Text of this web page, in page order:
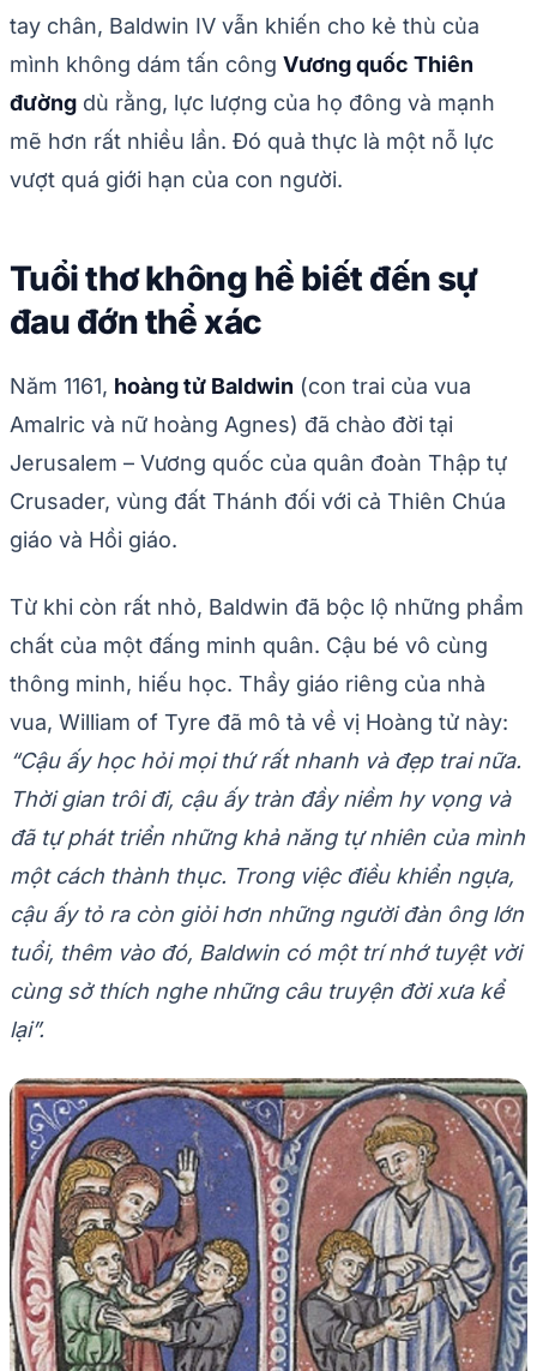
tay chân, Baldwin IV vẫn khiến cho kẻ thù của
mình không dám tấn công Vương quốc Thiên
đường dù rằng, lực lượng của họ đông và mạnh
mẽ hơn rất nhiều lần. Đó quả thực là một nỗ lực
vượt quá giới hạn của con người.
Tuổi thơ không hề biết đến sự
đau đớn thể xác
Năm 1161, hoàng tử Baldwin (con trai của vua
Amalric và nữ hoàng Agnes) đã chào đời tại
Jerusalem – Vương quốc của quân đoàn Thập tự
Crusader, vùng đất Thánh đối với cả Thiên Chúa
giáo và Hồi giáo.
Từ khi còn rất nhỏ, Baldwin đã bộc lộ những phẩm
chất của một đấng minh quân. Cậu bé vô cùng
thông minh, hiếu học. Thầy giáo riêng của nhà
vua, William of Tyre đã mô tả về vị Hoàng tử này:
“Cậu ấy học hỏi mọi thứ rất nhanh và đẹp trai nữa.
Thời gian trôi đi, cậu ấy tràn đầy niềm hy vọng và
đã tự phát triển những khả năng tự nhiên của mình
một cách thành thục. Trong việc điều khiển ngựa,
cậu ấy tỏ ra còn giỏi hơn những người đàn ông lớn
tuổi, thêm vào đó, Baldwin có một trí nhớ tuyệt vời
cùng sở thích nghe những câu truyện đời xưa kể
lại”.